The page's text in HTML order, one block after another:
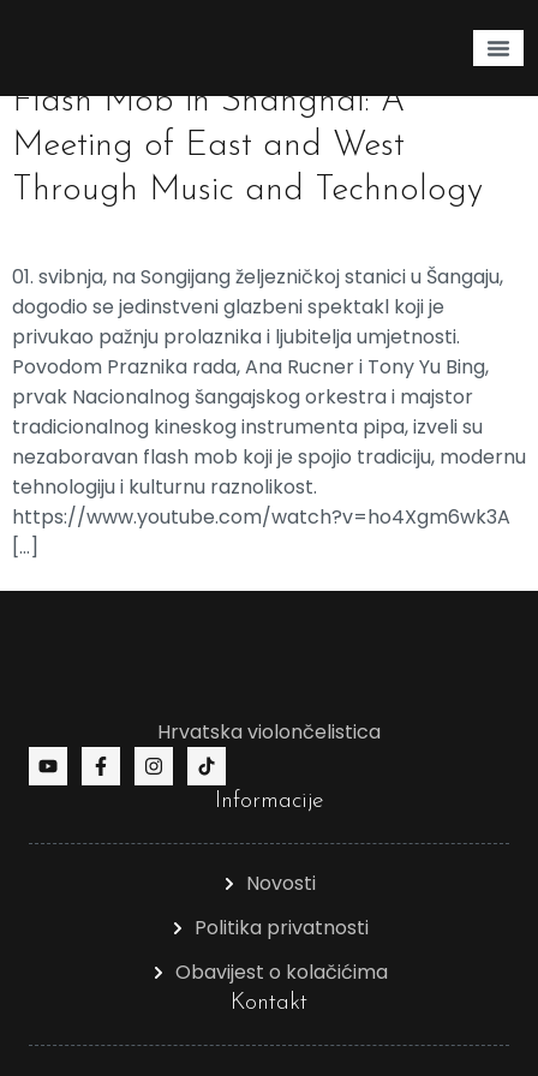
Flash Mob in Shanghai: A
Meeting of East and West
Through Music and Technology
01.⁠ ⁠svibnja, na Songijang željezničkoj stanici u Šangaju,
dogodio se jedinstveni glazbeni spektakl koji je
privukao pažnju prolaznika i ljubitelja umjetnosti.
Povodom Praznika rada, Ana Rucner i Tony Yu Bing,
prvak Nacionalnog šangajskog orkestra i majstor
tradicionalnog kineskog instrumenta pipa, izveli su
nezaboravan flash mob koji je spojio tradiciju, modernu
tehnologiju i kulturnu raznolikost.
https://www.youtube.com/watch?v=ho4Xgm6wk3A
[…]
Hrvatska violončelistica
Informacije
Novosti
Politika privatnosti
Obavijest o kolačićima
Kontakt